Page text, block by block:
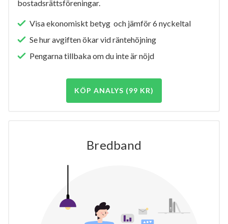
bostadsrättsföreningar.
Visa ekonomiskt betyg och jämför 6 nyckeltal
Se hur avgiften ökar vid räntehöjning
Pengarna tillbaka om du inte är nöjd
KÖP ANALYS (99 KR)
Bredband